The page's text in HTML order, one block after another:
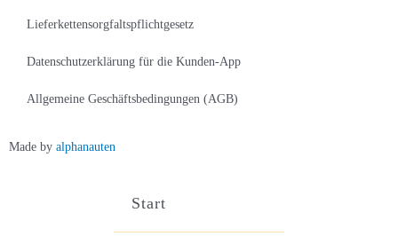
Lieferkettensorgfaltspflichtgesetz
Datenschutzerklärung für die Kunden-App
Allgemeine Geschäftsbedingungen (AGB)
Made by alphanauten
Start